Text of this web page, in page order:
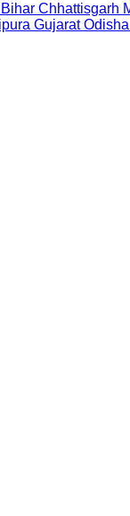
Bihar Chhattisgarh
Gujarat Odisha